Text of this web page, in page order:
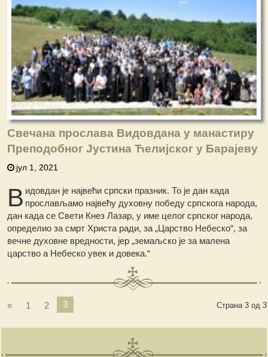
Свечана прослава Видовдана у манастиру
Преподобног Јустина Ћелијског у Барајеву
јул 1, 2021
В идовдан је највећи српски празник. То је дан када
прослављамо највећу духовну победу српскога народа,
дан када се Свети Кнез Лазар, у име целог српског народа,
определио за смрт Христа ради, за „Царство Небеско“, за
вечне духовне вредности, јер „земаљско је за малена
царство а Небеско увек и довека.“
Страна 3 од 3
« 1 2 3